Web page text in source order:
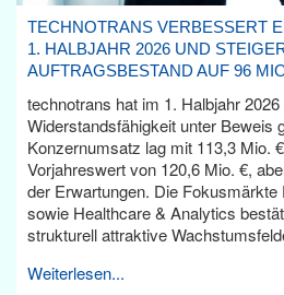
TECHNOTRANS VERBESSERT
1. HALBJAHR 2026 UND
AUFTRAGSBESTAND AUF 96
technotrans hat im 1. Halbjahr
Widerstandsfähigkeit unter Beweis
Konzernumsatz lag mit 113,3 Mio.
Vorjahreswert von 120,6 Mio. €,
der Erwartungen. Die
sowie Healthcare & Analytics
strukturell attraktive
Weiterlesen...